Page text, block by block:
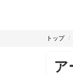
トップ
ア